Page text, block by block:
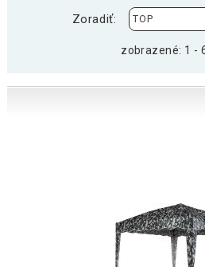
Zoradiť:
zobrazené: 1 -